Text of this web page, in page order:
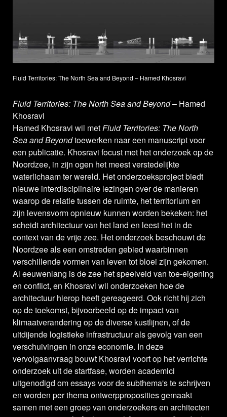
Fluid Territories: The North Sea and Beyond – Hamed Khosravi
Fluid Territories: The North Sea and Beyond– Hamed
Khosravi
Hamed Khosravi wil metFluid Territories: The North
Sea and Beyondtoewerken naar een manuscript voor
een publicatie. Khosravi focust met het onderzoek op de
Noordzee, in zijn ogen het meest verstedelijkte
waterlichaam ter wereld. Het onderzoeksproject biedt
nieuwe interdisciplinaire lezingen over de manieren
waarop de relatie tussen de ruimte, het territorium en
zijn levensvorm opnieuw kunnen worden bekeken: het
scheidt architectuur van het land en leest het in de
context van de vrije zee. Het onderzoek beschouwt de
Noordzee als een omstreden gebied waarbinnen
verschillende vormen van leven tot bloei zijn gekomen.
Al eeuwenlang is de zee het speelveld van toe-eigening
en conflict, en Khosravi wil onderzoeken hoe de
architectuur hierop heeft gereageerd. Ook richt hij zich
op de toekomst, bijvoorbeeld op de impact van
klimaatverandering op de diverse kustlijnen, of de
uitdijende logistieke infrastructuur als gevolg van een
verschuivingen in onze economie. In deze
vervolgaanvraag bouwt Khosravi voort op het verrichte
onderzoek uit de startfase, worden academici
uitgenodigd om essays voor de subthema's te schrijven
en worden per thema ontwerpproposities gemaakt
samen met een groep van onderzoekers en architecten